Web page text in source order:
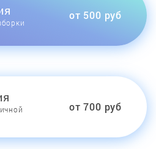
от 500 руб
от 700 руб